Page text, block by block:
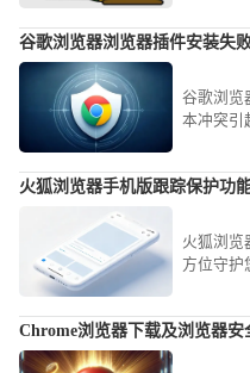
谷歌浏览器浏览器插件安装失
谷歌浏览
本冲突引
火狐浏览器手机版跟踪保护功
火狐浏览
方位守护
隐秘且安
Chrome浏览器下载及浏览器安